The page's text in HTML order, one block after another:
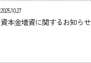
2025.10.27
資本金増資に関するお知らせ